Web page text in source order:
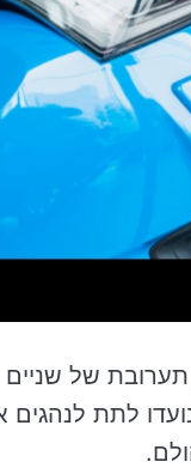
תערובת של
לתת לנהגים